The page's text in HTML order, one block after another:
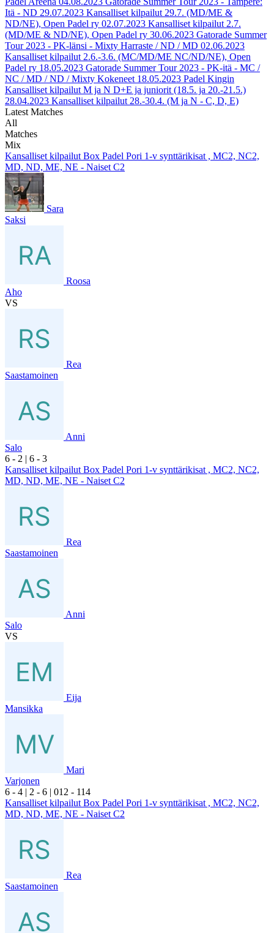
Itä - ND 29.07.2023 Kansalliset kilpailut 29.7. (MD/ME &
ND/NE), Open Padel ry 02.07.2023 Kansalliset kilpailut 2.7.
(MD/ME & ND/NE), Open Padel ry 30.06.2023 Gatorade Summer
Tour 2023 - PK-länsi - Mixty Harraste / ND / MD 02.06.2023
Kansalliset kilpailut 2.6.-3.6. (MC/MD/ME NC/ND/NE), Open
Padel ry 18.05.2023 Gatorade Summer Tour 2023 - PK-itä - MC /
NC / MD / ND / Mixty Kokeneet 18.05.2023 Padel Kingin
Kansalliset kilpailut M ja N D+E ja juniorit (18.5. ja 20.-21.5.)
28.04.2023 Kansalliset kilpailut 28.-30.4. (M ja N - C, D, E)
Latest Matches
All
Matches
Mix
Kansalliset kilpailut Box Padel Pori 1-v synttärikisat , MC2, NC2,
MD, ND, ME, NE - Naiset C2
Sara
Saksi
Roosa
Aho
VS
Rea
Saastamoinen
Anni
Salo
6 - 2 | 6 - 3
Kansalliset kilpailut Box Padel Pori 1-v synttärikisat , MC2, NC2,
MD, ND, ME, NE - Naiset C2
Rea
Saastamoinen
Anni
Salo
VS
Eija
Mansikka
Mari
Varjonen
6 - 4 | 2 - 6 | 012 - 114
Kansalliset kilpailut Box Padel Pori 1-v synttärikisat , MC2, NC2,
MD, ND, ME, NE - Naiset C2
Rea
Saastamoinen